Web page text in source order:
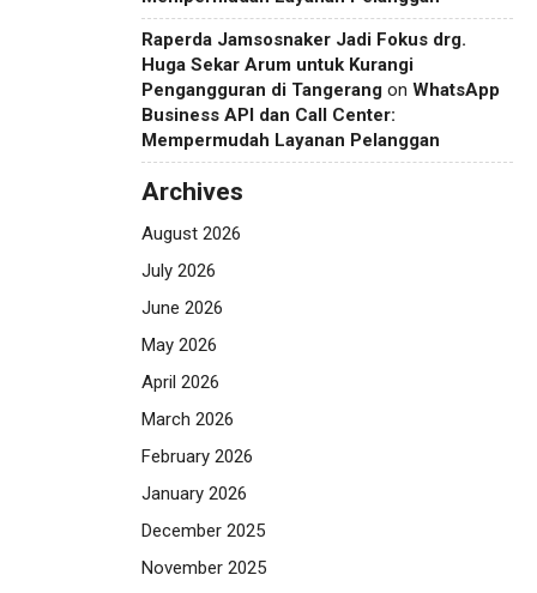
Raperda Jamsosnaker Jadi Fokus drg.
Huga Sekar Arum untuk Kurangi
Pengangguran di Tangerang on WhatsApp
Business API dan Call Center:
Mempermudah Layanan Pelanggan
Archives
August 2026
July 2026
June 2026
May 2026
April 2026
March 2026
February 2026
January 2026
December 2025
November 2025